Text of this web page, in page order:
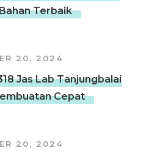
Terbaik
20, 2024
Jas Lab Tanjungbalai
Cepat
20, 2024